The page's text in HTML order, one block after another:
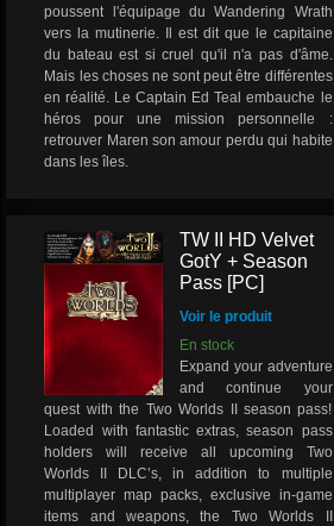
poussent l'équipage du Wandering Wrath
vers la mutinerie. Il est dit que le capitaine
du bateau est si cruel qu'il n'a pas d'âme.
Mais les choses ne sont peut être différentes
en réalité. Le Captain Ed Teal embauche le
héros pour une mission personnelle :
retrouver Maren son amour perdu qui habite
dans les îles.
TW II HD Velvet
GotY + Season
Pass [PC]
Voir le produit
En stock
Expand your adventure
and continue your
quest with the Two Worlds II season pass!
Loaded with fantastic extras, season pass
holders will receive all upcoming Two
Worlds II DLC’s, in addition to multiple
multiplayer map packs, exclusive in-game
items and weapons, the Two Worlds II